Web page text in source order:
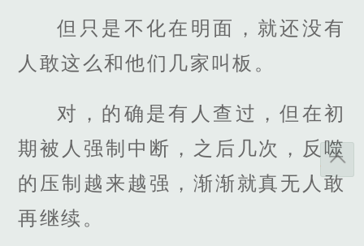
但只是不化在明面，就还没有
人敢这么和他们几家叫板。
对，的确是有人查过，但在初
期被人强制中断，之后几次，反噬
的压制越来越强，渐渐就真无人敢
再继续。